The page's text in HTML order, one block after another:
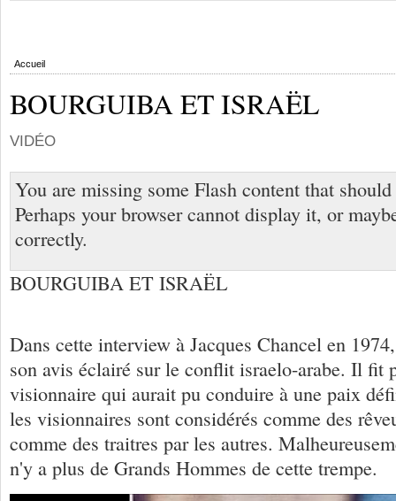
Accueil
BOURGUIBA ET ISRAËL
VIDÉO
You are missing some Flash content that
Perhaps your browser cannot display it, or
correctly.
BOURGUIBA ET ISRAËL
Dans cette interview à Jacques Chancel en
son avis éclairé sur le conflit israelo-arabe. Il fit
visionnaire qui aurait pu conduire à une paix
les visionnaires sont considérés comme des
comme des traitres par les autres.
n'y a plus de Grands Hommes de cette trempe.